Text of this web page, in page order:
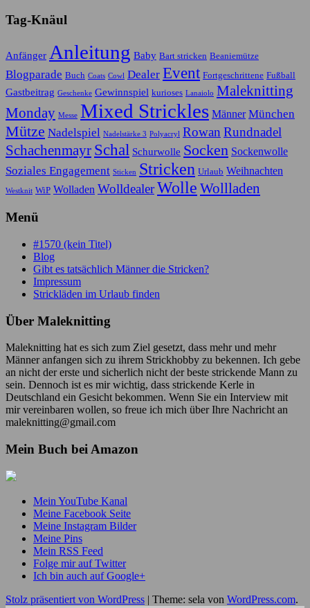
Tag-Knäul
Anfänger Anleitung Baby Bart stricken Beaniemütze
Blogparade Buch Coats Cowl Dealer Event Fortgeschrittene Fußball
Gastbeitrag Geschenke Gewinnspiel kurioses Lanaiolo Maleknitting
Monday Messe Mixed Strickles Männer München
Mütze Nadelspiel Nadelstärke 3 Polyacryl Rowan Rundnadel
Schachenmayr Schal Schurwolle Socken Sockenwolle
Soziales Engagement Sticken Stricken Urlaub Weihnachten
Westknit WiP Wolladen WolldealerWolle Wollladen
Menü
#1570 (kein Titel)
Blog
Gibt es tatsächlich Männer die Stricken?
Impressum
Strickläden im Urlaub finden
Über Maleknitting
Maleknitting hat es sich zum Ziel gesetzt, dass mehr und mehr
Männer anfangen sich zu ihrem Strickhobby zu bekennen. Ich gebe
an nicht der erste und sicherlich nicht der beste strickende Mann zu
sein. Dennoch ist es mir wichtig, dass strickende Kerle in
Deutschland ein Gesicht bekommen. Wenn Sie ein Interview mit
mir vereinbaren wollen, so freue ich mich über Ihre Nachricht an
maleknitting@gmail.com
Mein Buch bei Amazon
Mein YouTube Kanal
Meine Facebook Seite
Meine Instagram Bilder
Meine Pins
Mein RSS Feed
Folge mir auf Twitter
Ich bin auch auf Google+
Stolz präsentiert von WordPress | Theme: sela von WordPress.com.